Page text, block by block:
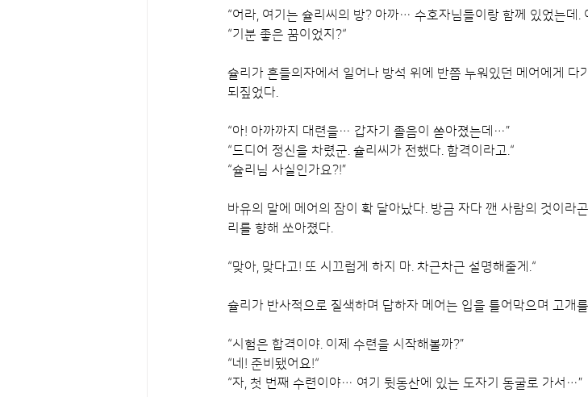
“어라, 여기는 슐리씨의 방? 아까… 수호자님들이랑 함께 있었는데
“기분 좋은 꿈이었지?“
슐리가 흔들의자에서 일어나 방석 위에 반쯤 누워있던 메어에게 다
되짚었다.
“아! 아까까지 대련을… 갑자기 졸음이 쏟아졌는데…”
“드디어 정신을 차렸군. 슐리씨가 전했다. 합격이라고.“
“슐리님 사실인가요?!”
바유의 말에 메어의 잠이 확 달아났다. 방금 자다 깬 사람의 것이라
리를 향해 쏘아졌다.
“맞아, 맞다고! 또 시끄럽게 하지 마. 차근차근 설명해줄게.“
슐리가 반사적으로 질색하며 답하자 메어는 입을 틀어막으며 고개
“시험은 합격이야. 이제 수련을 시작해볼까?”
“네! 준비됐어요!“
“자, 첫 번째 수련이야… 여기 뒷동산에 있는 도자기 동굴로 가서…”